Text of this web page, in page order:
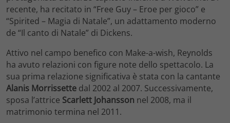
recente, ha recitato in “Free Guy – Eroe per gioco” e
“Spirited – Magia di Natale”, un adattamento moderno
de “Il canto di Natale” di Dickens.
Attivo nel campo benefico con Make-a-wish, Reynolds
ha avuto relazioni con figure note dello spettacolo. La
sua prima relazione significativa è stata con la cantante
Alanis Morrissette dal 2002 al 2007. Successivamente,
sposa l’attrice Scarlett Johansson nel 2008, ma il
matrimonio termina nel 2011.